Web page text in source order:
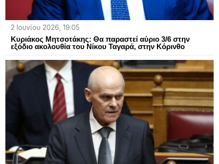
2 Ιουνίου 2026, 19:05
Κυριάκος Μητσοτάκης: Θα παραστεί αύριο 3/6 στην
εξόδιο ακολουθία του Νίκου Ταγαρά, στην Κόρινθο